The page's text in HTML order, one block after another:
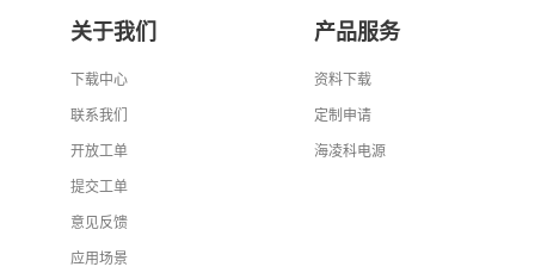
关于我们
下载中心
联系我们
开放工单
提交工单
意见反馈
应用场景
产品服务
资料下载
定制申请
海凌科电源